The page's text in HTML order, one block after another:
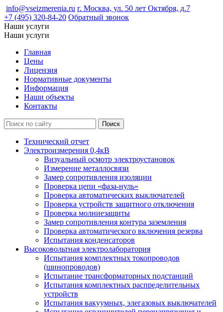
info@vseizmerenia.ru г. Москва, ул. 50 лет Октября, д.7
+7 (495) 320-84-20 Обратный звонок
Наши услуги
Наши услуги
Главная
Цены
Лицензия
Нормативные документы
Информация
Наши объекты
Контакты
Технический отчет
Электроизмерения 0,4кВ
Визуальный осмотр электроустановок
Измерение металлосвязи
Замер сопротивления изоляции
Проверка цепи «фаза-нуль»
Проверка автоматических выключателей
Проверка устройств защитного отключения
Проверка молниезащиты
Замер сопротивления контура заземления
Проверка автоматического включения резерва
Испытания конденсаторов
Высоковольтная электролаборатория
Испытания комплектных токопроводов
(шинопроводов)
Испытание трансформаторных подстанций
Испытания комплектных распределительных
устройств
Испытания вакуумных, элегазовых выключателей